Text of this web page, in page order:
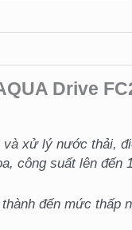
Drive
xử lý nước thải,
công suất lên đến
đến mức thấp